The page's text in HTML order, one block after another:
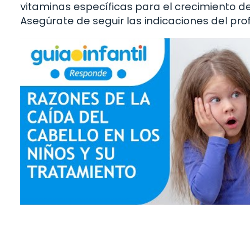
vitaminas específicas para el crecimiento
Asegúrate de seguir las indicaciones del